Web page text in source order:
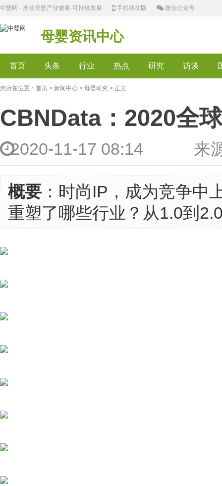
中婴网 - 推动母婴产业健康·可持续发展 手机移动版 微信公众号
母婴资讯中心
首页 头条 行业 热点 研究 访谈
您所在位置： 首页 > 新闻中心 > 母婴研究 > 正文
CBNData：2020全
2020-11-17 08:14 来源
概要 ：时尚IP，成为竞争中
重塑了哪些行业？从1.0到